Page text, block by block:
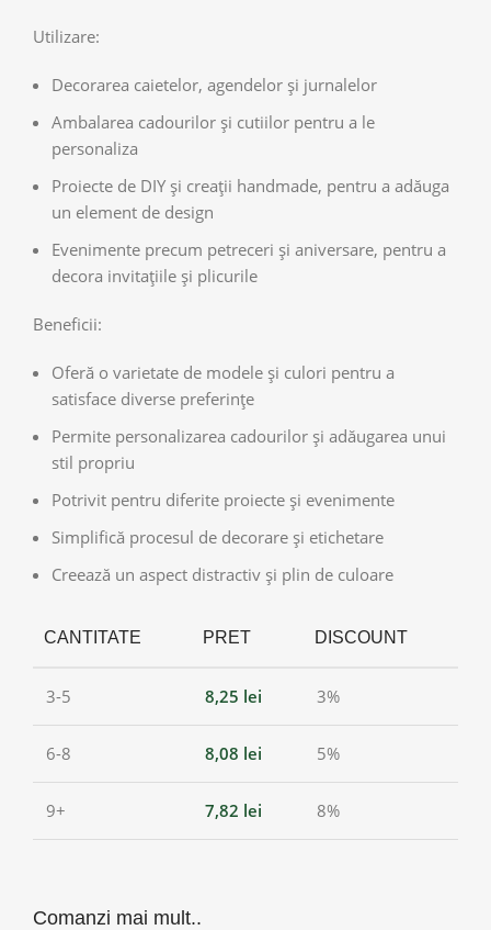
Utilizare:
Decorarea caietelor, agendelor și jurnalelor
Ambalarea cadourilor și cutiilor pentru a le
personaliza
Proiecte de DIY și creații handmade, pentru a adăuga
un element de design
Evenimente precum petreceri și aniversare, pentru a
decora invitațiile și plicurile
Beneficii:
Oferă o varietate de modele și culori pentru a
satisface diverse preferințe
Permite personalizarea cadourilor și adăugarea unui
stil propriu
Potrivit pentru diferite proiecte și evenimente
Simplifică procesul de decorare și etichetare
Creează un aspect distractiv și plin de culoare
CANTITATE PRET DISCOUNT
3-5 8,25 lei 3%
6-8 8,08 lei 5%
9+ 7,82 lei 8%
Comanzi mai mult..